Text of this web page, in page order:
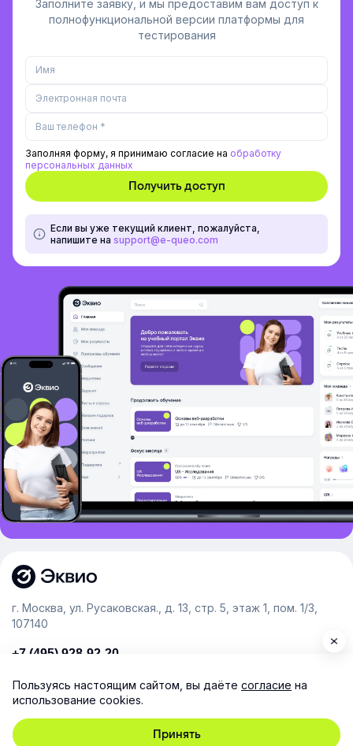
Заполните заявку, и мы предоставим вам доступ к
полнофункциональной версии платформы для
тестирования
Заполняя форму, я принимаю согласие на обработку
персональных данных
Если вы уже текущий клиент, пожалуйста,
напишите на support@e-queo.com
г. Москва, ул. Русаковская., д. 13, стр. 5, этаж 1, пом. 1/3,
107140
+7 (495) 928-92-20
Расскажем о платформе и предоставим бесплатный
демо-доступ
Пользуясь настоящим сайтом, вы даёте согласие на
использование cookies.
Принять